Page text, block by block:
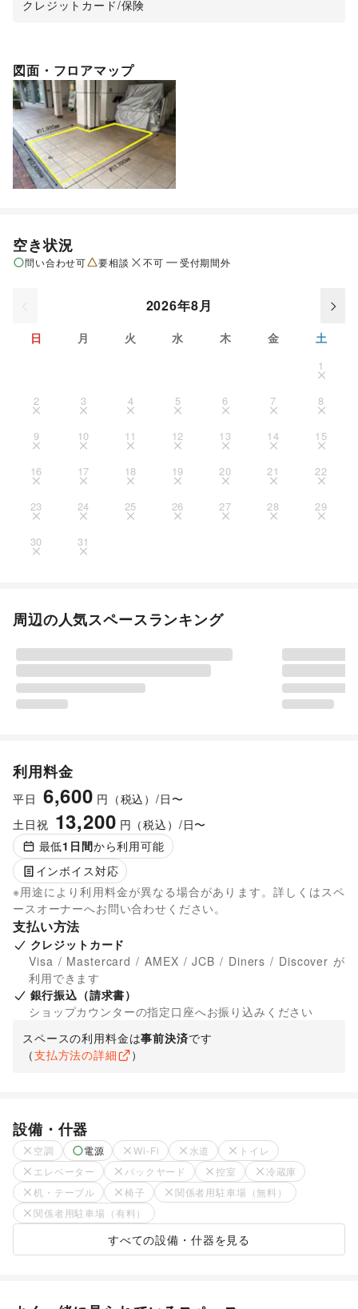
・クリップライト
クレジットカード/保険
図面・フロアマップ
空き状況
問い合わせ可 要相談 不可 受付期間外
2026年8月
日 月 火 水 木 金 土
1
2 3 4 5 6 7 8
9 10 11 12 13 14 15
16 17 18 19 20 21 22
23 24 25 26 27 28 29
30 31
周辺の人気スペースランキング
利用料金
平日 6,600 円（税込）/日〜
土日祝 13,200 円（税込）/日〜
最低1 日間から利用可能
インボイス対応
※用途により利用料金が異なる場合があります。詳しくはスペ
ースオーナーへお問い合わせください。
支払い方法
クレジットカード
Visa / Mastercard / AMEX / JCB / Diners / Discover が
利用できます
銀行振込（請求書）
ショップカウンターの指定口座へお振り込みください
スペースの利用料金は事前決済です
（支払方法の詳細 ）
設備・什器
空調 電源 Wi-Fi 水道
トイレ
エレベーター
バックヤード 控室
冷蔵庫
机・テーブル
椅子
関係者用駐車場（無料）
関係者用駐車場（有料）
すべての設備・什器を見る